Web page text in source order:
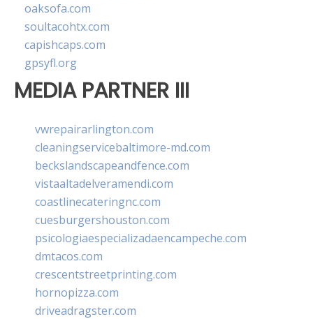
oaksofa.com
soultacohtx.com
capishcaps.com
gpsyfl.org
MEDIA PARTNER III
vwrepairarlington.com
cleaningservicebaltimore-md.com
beckslandscapeandfence.com
vistaaltadelveramendi.com
coastlinecateringnc.com
cuesburgershouston.com
psicologiaespecializadaencampeche.com
dmtacos.com
crescentstreetprinting.com
hornopizza.com
driveadragster.com